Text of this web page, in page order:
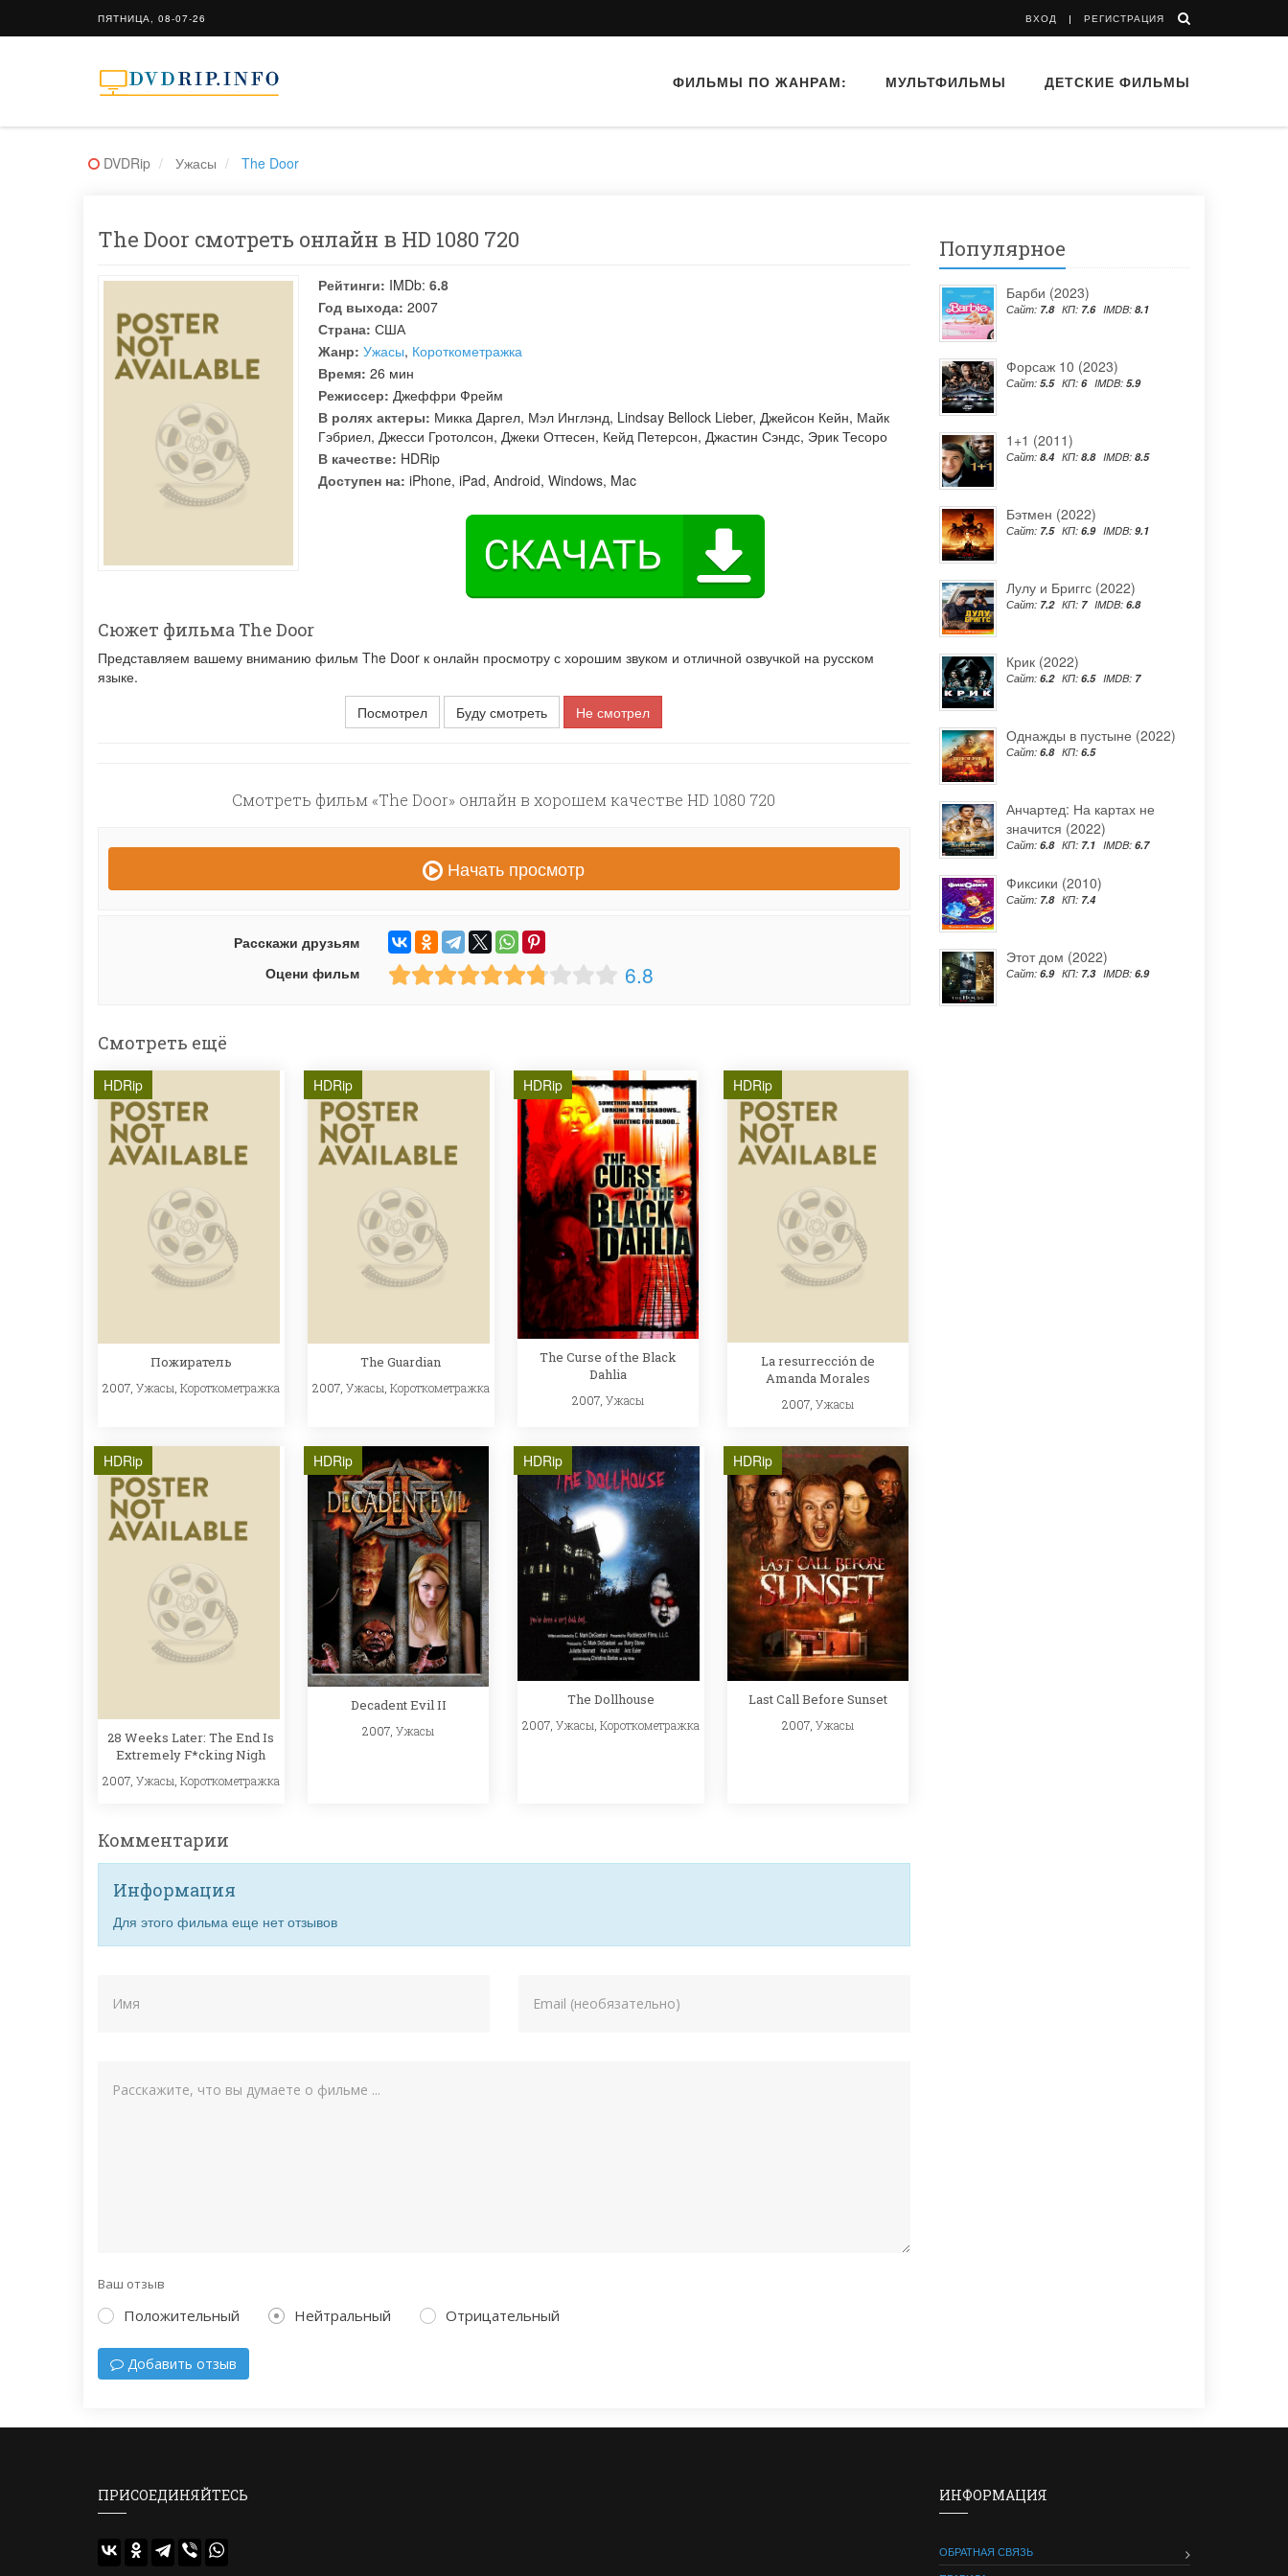
ПЯТНИЦА, 08-07-26 ВХОД РЕГИСТРАЦИЯ
ФИЛЬМЫ ПО ЖАНРАМ: МУЛЬТФИЛЬМЫ ДЕТСКИЕ ФИЛЬМЫ
DVDRip Ужасы The Door
The Door смотреть онлайн в HD 1080 720
Рейтинги: IMDb: 6.8
Год выхода: 2007
Страна: США
Жанр: Ужасы, Короткометражка
Время: 26 мин
Режиссер: Джеффри Фрейм
В ролях актеры: Микка Даргел, Мэл Инглэнд, Lindsay Bellock Lieber, Джейсон Кейн, Майк
Гэбриел, Джесси Гротолсон, Джеки Оттесен, Кейд Петерсон, Джастин Сэндс, Эрик Тесоро
В качестве: HDRip
Доступен на: iPhone, iPad, Android, Windows, Mac
Сюжет фильма The Door
Представляем вашему вниманию фильм The Door к онлайн просмотру с хорошим звуком и отличной озвучкой на русском
языке.
Посмотрел
Буду смотреть Не смотрел
Смотреть фильм «The Door» онлайн в хорошем качестве HD 1080 720
Начать просмотр
Расскажи друзьям
Оцени фильм
6.8
Смотреть ещё
HDRip
Пожиратель
2007, Ужасы Короткометражка
HDRip
The Guardian
2007, Ужасы Короткометражка
HDRip
The Curse of the Black
Dahlia
2007, Ужасы
HDRip
La resurrección de
Amanda Morales
2007, Ужасы
HDRip
28 Weeks Later: The End Is
Extremely F*cking Nigh
2007, Ужасы Короткометражка
HDRip
Decadent Evil II
2007, Ужасы
HDRip
The Dollhouse
2007, Ужасы, Короткометражка
HDRip
Last Call Before Sunset
2007, Ужасы
Комментарии
Информация
Для этого фильма еще нет отзывов
Ваш отзыв
Положительный Нейтральный Отрицательный
Добавить отзыв
Популярное
Барби (2023)
Сайт: 7.8 КП: 7.6 IMDB: 8.1
Форсаж 10 (2023)
Сайт: 5.5 КП: 6 IMDB: 5.9
1+1 (2011)
Сайт: 8.4 КП: 8.8 IMDB: 8.5
Бэтмен (2022)
Сайт: 7.5 КП: 6.9 IMDB: 9.1
Лулу и Бриггс (2022)
Сайт: 7.2 КП: 7 IMDB: 6.8
Крик (2022)
Сайт: 6.2 КП: 6.5 IMDB: 7
Однажды в пустыне (2022)
Сайт: 6.8 КП: 6.5
Анчартед: На картах не
значится (2022)
Сайт: 6.8 КП: 7.1 IMDB: 6.7
Фиксики (2010)
Сайт: 7.8 КП: 7.4
Этот дом (2022)
Сайт: 6.9 КП: 7.3 IMDB: 6.9
ПРИСОЕДИНЯЙТЕСЬ ИНФОРМАЦИЯ
ОБРАТНАЯ СВЯЗЬ